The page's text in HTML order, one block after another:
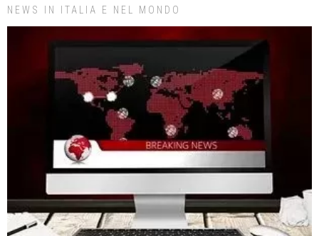
NEWS IN ITALIA E NEL MONDO